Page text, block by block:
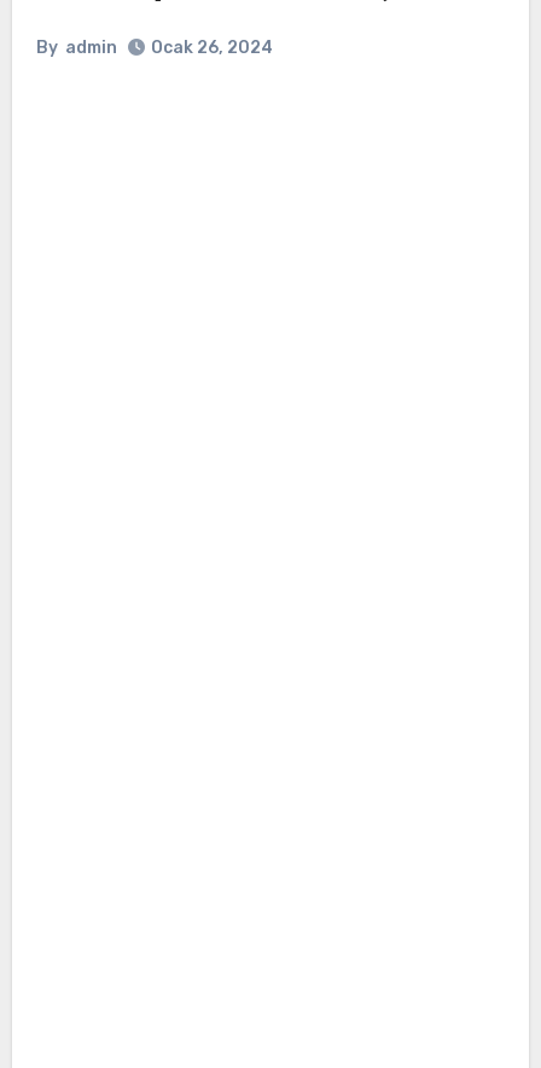
By admin Ocak 26, 2024